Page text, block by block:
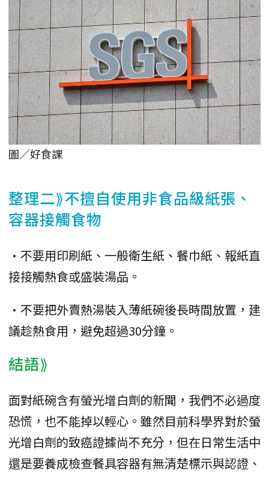
圖／好食課
整理二⟫不擅自使用非食品級紙張、
容器接觸食物
•不要用印刷紙、一般衛生紙、餐巾紙、報紙直
接接觸熱食或盛裝湯品。
•不要把外賣熱湯裝入薄紙碗後長時間放置，建
議趁熱食用，避免超過30分鐘。
結語⟫
面對紙碗含有螢光增白劑的新聞，我們不必過度
恐慌，也不能掉以輕心。雖然目前科學界對於螢
光增白劑的致癌證據尚不充分，但在日常生活中
還是要養成檢查餐具容器有無清楚標示與認證、